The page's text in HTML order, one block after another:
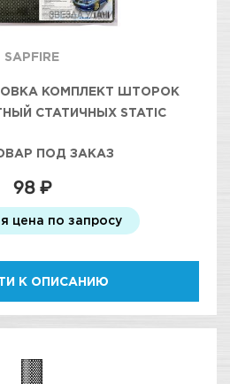
SAPFIRE
КОМПЛЕКТ ШТОРОК
СТАТИЧНЫХ STATIC
ПОД ЗАКАЗ
98 ₽
цена по запросу
К ОПИСАНИЮ